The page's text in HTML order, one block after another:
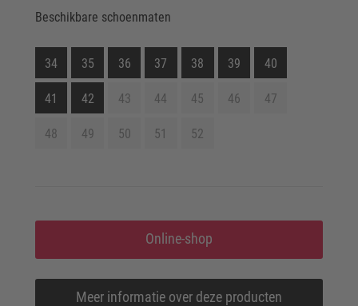
Beschikbare schoenmaten
34 35 36 37 38 39 40
41 42 43 44 45 46 47
48 49 50 51 52
Online-shop
Meer informatie over deze producten